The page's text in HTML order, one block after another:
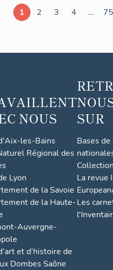
1 2 3 4 ... 75
NOUS
les-Bains
Régional des
Lyon
de la Savoie
de la Haute-
Auvergne-
et d’histoire de
Dombes Saône
SUR
Bases
La revue
Les